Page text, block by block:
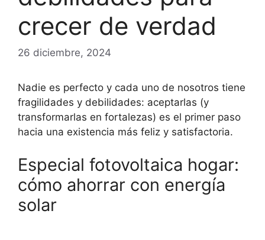
crecer de verdad
26 diciembre, 2024
Nadie es perfecto y cada uno de nosotros tiene
fragilidades y debilidades: aceptarlas (y
transformarlas en fortalezas) es el primer paso
hacia una existencia más feliz y satisfactoria.
Especial fotovoltaica hogar:
cómo ahorrar con energía
solar